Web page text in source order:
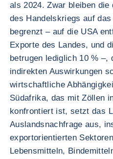
als 2024. Zwar bleiben die
des Handelskriegs auf
begrenzt – auf die USA
Exporte des Landes, und
betrugen lediglich 10 % –,
indirekten Auswirkungen
wirtschaftliche
Südafrika, das mit Zöllen
konfrontiert ist, setzt das
Auslandsnachfrage aus,
exportorientierten
Lebensmitteln,